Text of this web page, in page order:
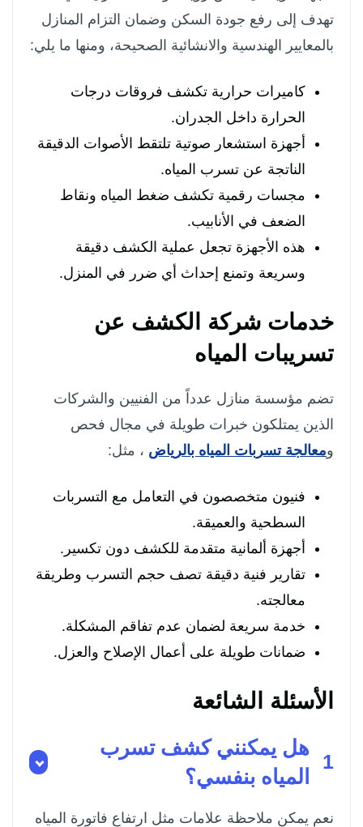
تهدف إلى رفع جودة السكن وضمان التزام المنازل
بالمعايير الهندسية والانشائية الصحيحة، ومنها ما يلي:
كاميرات حرارية تكشف فروقات درجات
الحرارة داخل الجدران.
أجهزة استشعار صوتية تلتقط الأصوات الدقيقة
الناتجة عن تسرب المياه.
مجسات رقمية تكشف ضغط المياه ونقاط
الضعف في الأنابيب.
هذه الأجهزة تجعل عملية الكشف دقيقة
وسريعة وتمنع إحداث أي ضرر في المنزل.
خدمات شركة الكشف عن
تسريبات المياه
تضم مؤسسة منازل عدداً من الفنيين والشركات
الذين يمتلكون خبرات طويلة في مجال فحص
ومعالجة تسربات المياه بالرياض ، مثل:
فنيون متخصصون في التعامل مع التسربات
السطحية والعميقة.
أجهزة ألمانية متقدمة للكشف دون تكسير.
تقارير فنية دقيقة تصف حجم التسرب وطريقة
معالجته.
خدمة سريعة لضمان عدم تفاقم المشكلة.
ضمانات طويلة على أعمال الإصلاح والعزل.
الأسئلة الشائعة
1
هل يمكنني كشف تسرب
المياه بنفسي؟
نعم يمكن ملاحظة علامات مثل ارتفاع فاتورة المياه